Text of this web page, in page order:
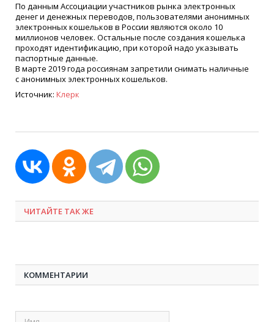
По данным Ассоциации участников рынка электронных
денег и денежных переводов, пользователями анонимных
электронных кошельков в России являются около 10
миллионов человек. Остальные после создания кошелька
проходят идентификацию, при которой надо указывать
паспортные данные.
В марте 2019 года россиянам запретили снимать наличные
с анонимных электронных кошельков.
Источник: Клерк
ЧИТАЙТЕ ТАК ЖЕ
КОММЕНТАРИИ